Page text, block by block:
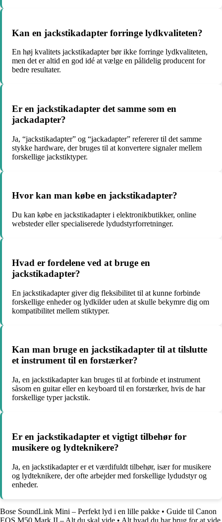
Kan en jackstikadapter forringe lydkvaliteten?
En høj kvalitets jackstikadapter bør ikke forringe lydkvaliteten,
men det er altid en god idé at vælge en pålidelig producent for
bedre resultater.
Er en jackstikadapter det samme som en
jackadapter?
Ja, “jackstikadapter” og “jackadapter” refererer til det samme
stykke hardware, der bruges til at konvertere signaler mellem
forskellige jackstiktyper.
Hvor kan man købe en jackstikadapter?
Du kan købe en jackstikadapter i elektronikbutikker, online
websteder eller specialiserede lydudstyrforretninger.
Hvad er fordelene ved at bruge en
jackstikadapter?
En jackstikadapter giver dig fleksibilitet til at kunne forbinde
forskellige enheder og lydkilder uden at skulle bekymre dig om
kompatibilitet mellem stiktyper.
Kan man bruge en jackstikadapter til at tilslutte
et instrument til en forstærker?
Ja, en jackstikadapter kan bruges til at forbinde et instrument
såsom en guitar eller en keyboard til en forstærker, hvis de har
forskellige typer jackstik.
Er en jackstikadapter et vigtigt tilbehør for
musikere og lydteknikere?
Ja, en jackstikadapter er et værdifuldt tilbehør, især for musikere
og lydteknikere, der ofte arbejder med forskellige lydudstyr og
enheder.
Bose SoundLink Mini – Perfekt lyd i en lille pakke • Guide til Canon
EOS M50 Mark II – Alt du skal vide • Alt hvad du har brug for at vide